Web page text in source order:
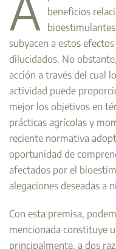
beneficios
subyacen a estos
dilucidados. No
acción a través del cual
actividad puede
mejor los objetivos en
prácticas agrícolas y
reciente normativa
oportunidad de
afectados por el
alegaciones deseadas a
Con esta premisa,
mencionada constituye
principalmente, a dos